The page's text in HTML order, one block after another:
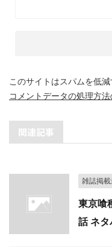
このサイトはスパムを低
コメントデータの処理方
関連記事
雑誌掲
東京喰
話 ネ